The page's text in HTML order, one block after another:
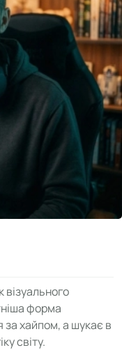
візуального
форма
хайпом, а шукає в
світу.